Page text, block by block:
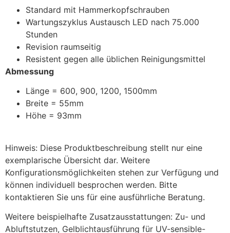
Standard mit Hammerkopfschrauben
Wartungszyklus Austausch LED nach 75.000
Stunden
Revision raumseitig
Resistent gegen alle üblichen Reinigungsmittel
Abmessung
Länge = 600, 900, 1200, 1500mm
Breite = 55mm
Höhe = 93mm
Hinweis: Diese Produktbeschreibung stellt nur eine
exemplarische Übersicht dar. Weitere
Konfigurationsmöglichkeiten stehen zur Verfügung und
können individuell besprochen werden. Bitte
kontaktieren Sie uns für eine ausführliche Beratung.
Weitere beispielhafte Zusatzausstattungen: Zu- und
Abluftstutzen, Gelblichtausführung für UV-sensible-